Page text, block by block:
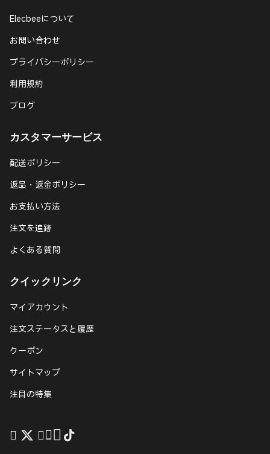
Elecbeeについて
お問い合わせ
プライバシーポリシー
利用規約
ブログ
カスタマーサービス
配送ポリシー
返品・返金ポリシー
お支払い方法
注文を追跡
よくある質問
クイックリンク
マイアカウント
注文ステータスと履歴
クーポン
サイトマップ
注目の特集